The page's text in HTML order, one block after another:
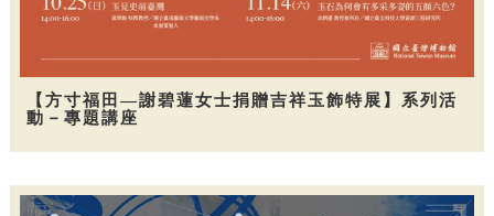
【方寸福田—謝碧蓮女士捐贈吉祥玉飾特展】系列活
動－專題講座